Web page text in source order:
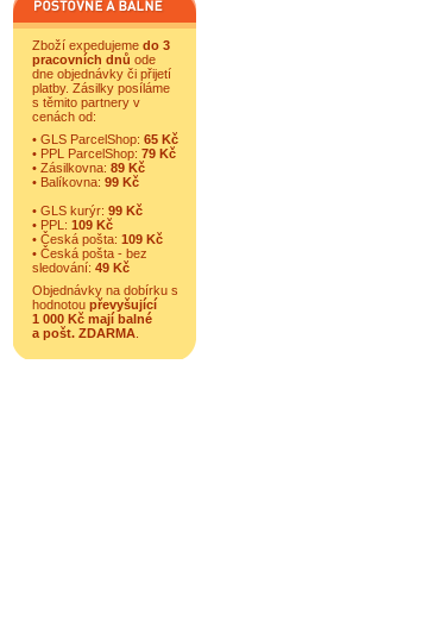
Zboží expedujeme do 3
pracovních dnů ode
dne objednávky či přijetí
platby. Zásilky posíláme
s těmito partnery v
cenách od:
• GLS ParcelShop: 65 Kč
• PPL ParcelShop: 79 Kč
• Zásilkovna: 89 Kč
• Balíkovna: 99 Kč
• GLS kurýr: 99 Kč
• PPL: 109 Kč
• Česká pošta: 109 Kč
• Česká pošta - bez
sledování: 49 Kč
Objednávky na dobírku s
hodnotou převyšující
1 000 Kč mají balné
a pošt. ZDARMA.